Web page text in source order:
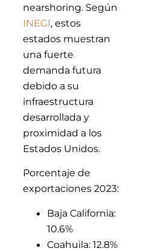
nearshoring. Según
INEGI, estos
estados muestran
una fuerte
demanda futura
debido a su
infraestructura
desarrollada y
proximidad a los
Estados Unidos.
Porcentaje de
exportaciones 2023:
Baja California:
10.6%
Coahuila: 12.8%